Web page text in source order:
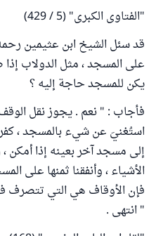
"الفتاوى الكبرى" (5 / 429)
قد سئل الشيخ ابن عثيمين
على المسجد ، مثل الدولاب
يكن للمسجد حاجة إليه ؟
فأجاب : " نعم . يجوز نقل
استُغنيَ عن شيء بالمسجد ،
إلى مسجد آخر بعينه إذا أمكن
الأشياء ، وأنفقنا ثمنها على
فإن الأوقاف هي التي تتصرف
" انتهى .